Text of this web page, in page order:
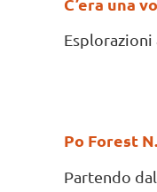
Po Forest
Partendo